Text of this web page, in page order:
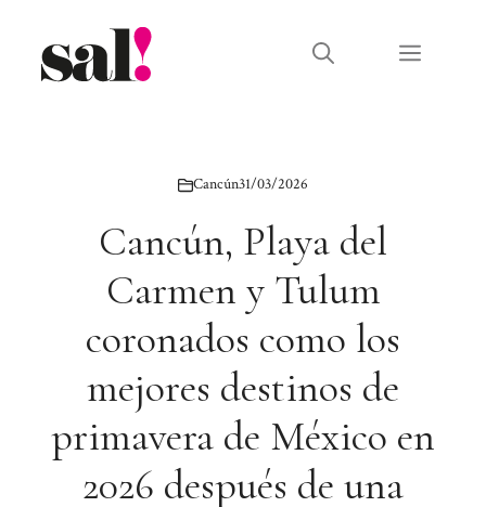
contenido
Menú
Cancún31/03/2026
Cancún, Playa del
Carmen y Tulum
coronados como los
mejores destinos de
primavera de México en
2026 después de una